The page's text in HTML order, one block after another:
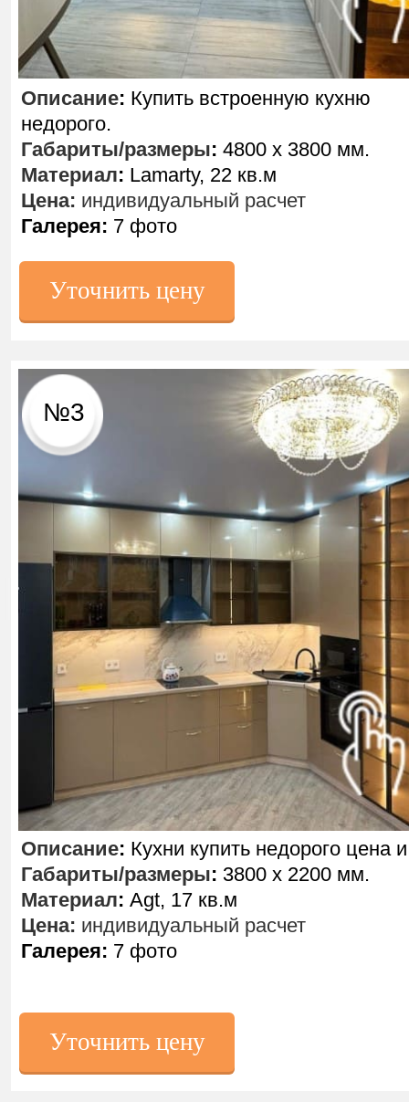
№3
Описание: Купить встроенную кухню
недорого.
Габариты/размеры: 4800 х 3800 мм.
Материал: Lamarty, 22 кв.м
Цена: индивидуальный расчет
Галерея: 7 фото
Уточнить цену
Уточнить цену
Описание: Кухни купить недорого цена
Габариты/размеры: 3800 х 2200 мм.
Материал: Agt, 17 кв.м
Цена: индивидуальный расчет
Галерея: 7 фото